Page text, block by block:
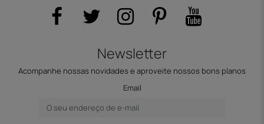
Newsletter
Acompanhe nossas novidades e aproveite nossos bons planos
Email